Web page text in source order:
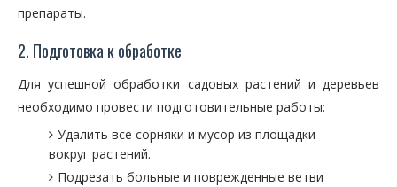
препараты.
2. Подготовка к обработке
Для успешной обработки садовых растений и деревьев
необходимо провести подготовительные работы:
Удалить все сорняки и мусор из площадки
вокруг растений.
Подрезать больные и поврежденные ветви